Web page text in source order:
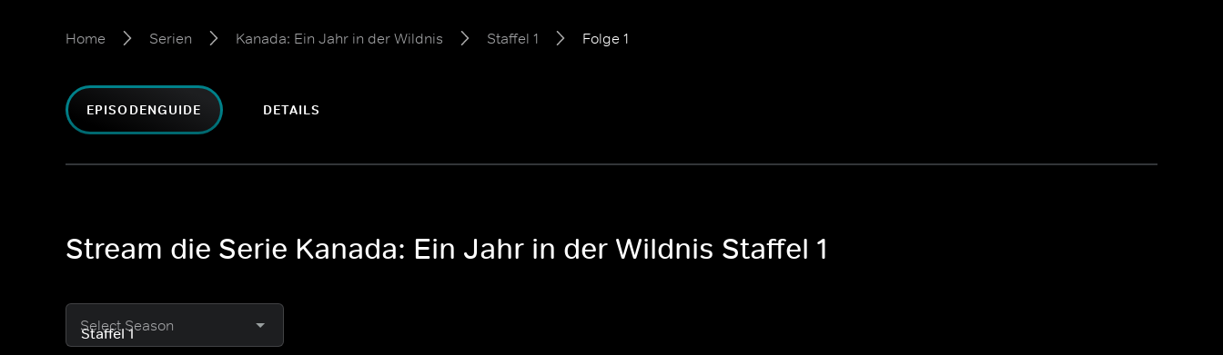
Home Serien Kanada: Ein Jahr in der Wildnis Staffel 1 Folge 1
EPISODENGUIDE DETAILS
Stream die Serie Kanada: Ein Jahr in der Wildnis Staffel 1
Select Season